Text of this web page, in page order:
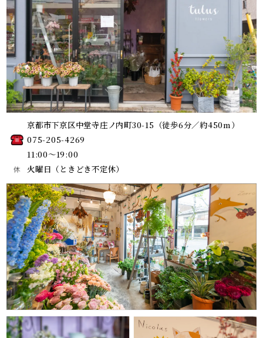
京都市下京区中堂寺庄ノ内町30-15（徒歩6分／約450m）
075-205-4269
11:00～19:00
火曜日（ときどき不定休）